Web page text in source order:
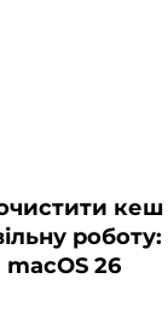
кеш
macOS 26